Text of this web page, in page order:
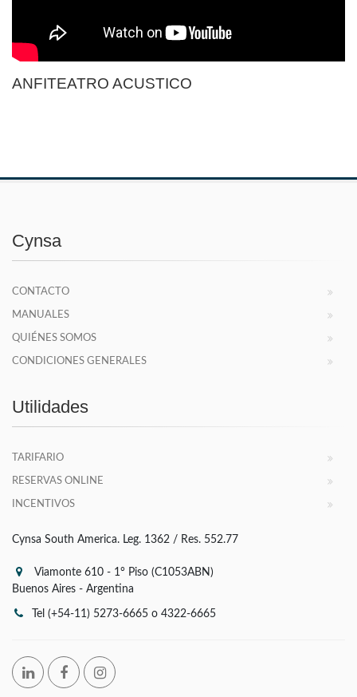
ANFITEATRO ACUSTICO
Cynsa
CONTACTO
MANUALES
QUIÉNES SOMOS
CONDICIONES GENERALES
Utilidades
TARIFARIO
RESERVAS ONLINE
INCENTIVOS
Cynsa South America. Leg. 1362 / Res. 552.77
Viamonte 610 - 1° Piso (C1053ABN)
Buenos Aires - Argentina
Tel (+54-11) 5273-6665 o 4322-6665